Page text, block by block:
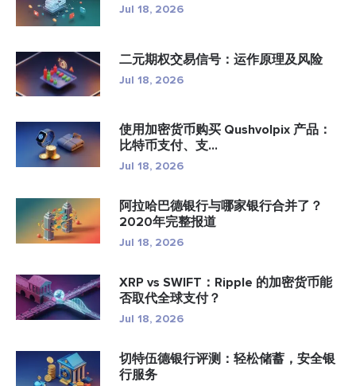
Jul 18, 2026
二元期权交易信号：运作原理及风险
Jul 18, 2026
使用加密货币购买 Qushvolpix 产品：
比特币支付、支...
Jul 18, 2026
阿拉哈巴德银行与哪家银行合并了？
2020年完整报道
Jul 18, 2026
XRP vs SWIFT：Ripple 的加密货币能
否取代全球支付？
Jul 18, 2026
切特伍德银行评测：轻松储蓄，安全银
行服务